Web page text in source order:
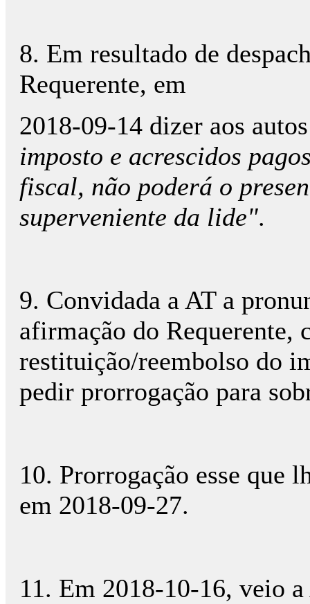
8. Em resultado de
Requerente, em
2018-09-14 dizer aos
imposto e acrescidos
fiscal, não poderá o
superveniente da lide".
9. Convidada a AT a
afirmação do Requerente,
restituição/reembolso do
pedir prorrogação para
10. Prorrogação esse que
em 2018-09-27.
11. Em 2018-10-16, veio